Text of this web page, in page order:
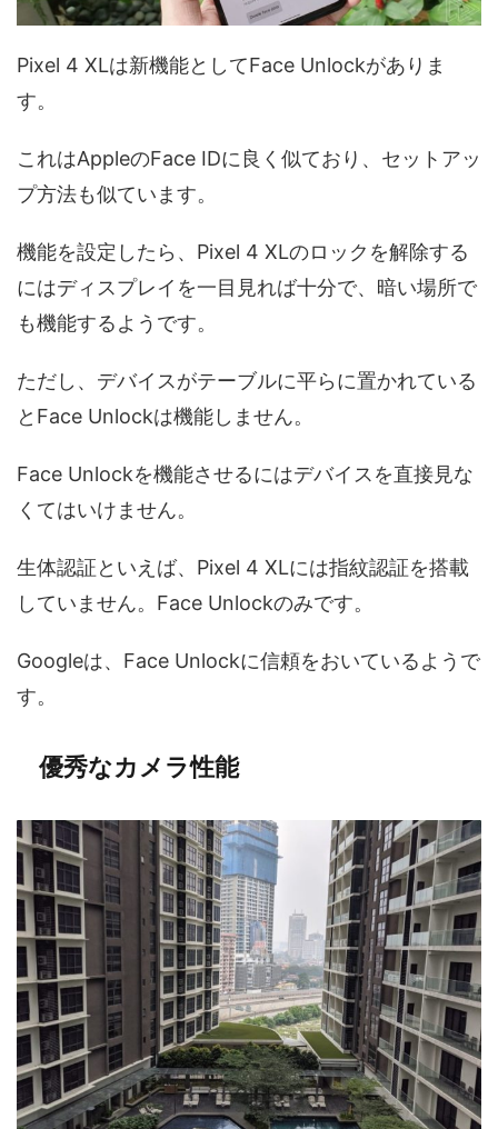
Pixel 4 XLは新機能としてFace Unlockがありま
す。
これはAppleのFace IDに良く似ており、セットアッ
プ方法も似ています。
機能を設定したら、Pixel 4 XLのロックを解除する
にはディスプレイを一目見れば十分で、暗い場所で
も機能するようです。
ただし、デバイスがテーブルに平らに置かれている
とFace Unlockは機能しません。
Face Unlockを機能させるにはデバイスを直接見な
くてはいけません。
生体認証といえば、Pixel 4 XLには指紋認証を搭載
していません。Face Unlockのみです。
Googleは、Face Unlockに信頼をおいているようで
す。
優秀なカメラ性能